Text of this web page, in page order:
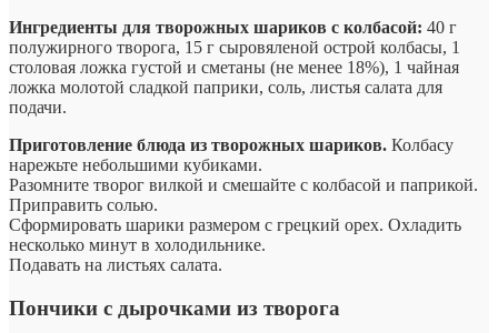
Ингредиенты для творожных шариков с колбасой: 40 г
полужирного творога, 15 г сыровяленой острой колбасы, 1
столовая ложка густой и сметаны (не менее 18%), 1 чайная
ложка молотой сладкой паприки, соль, листья салата для
подачи.
Приготовление блюда из творожных шариков. Колбасу
нарежьте небольшими кубиками.
Разомните творог вилкой и смешайте с колбасой и паприкой.
Приправить солью.
Сформировать шарики размером с грецкий орех. Охладить
несколько минут в холодильнике.
Подавать на листьях салата.
Пончики с дырочками из творога